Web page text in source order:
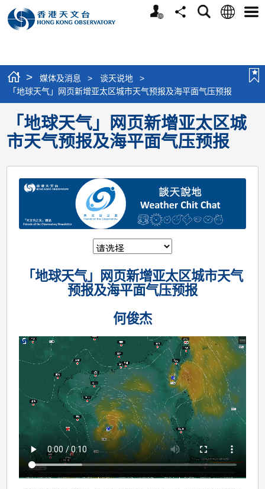
个
分
搜
语
选
> 媒体及消息 > 谈天说地
>
「地球天气」网页新增亚太区城市天气预报及海平面气压预报
「地球天气」网页新增亚太区城
市天气预报及海平面气压预报
「地球天气」网页新增亚太区城市天气
预报及海平面气压预报
何俊杰